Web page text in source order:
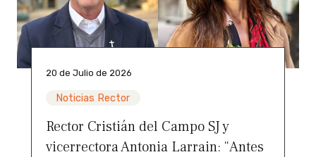
20 de Julio de 2026
Noticias Rector
Rector Cristián del Campo SJ y
vicerrectora Antonia Larrain: “Antes